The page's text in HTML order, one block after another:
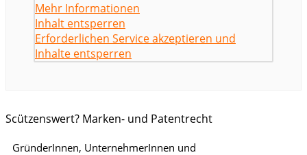
Mehr Informationen
Inhalt entsperren
Erforderlichen Service akzeptieren und
Inhalte entsperren
Scützenswert? Marken- und Patentrecht
GründerInnen, UnternehmerInnen und